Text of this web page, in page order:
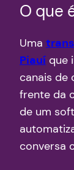
O que
Uma
Piauí que
canais de
frente da
de um
conversa